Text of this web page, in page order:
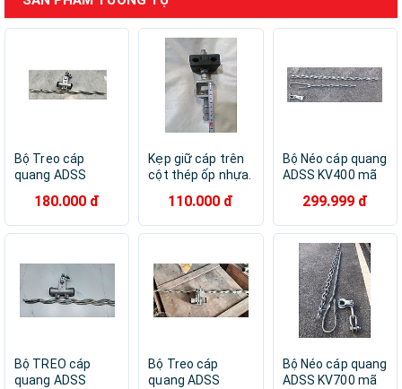
Bộ Treo cáp
quang ADSS
100 hàng chính
hãng
180.000 đ
Kẹp giữ cáp trên
cột thép ốp nhựa.
110.000 đ
Bộ Néo cáp quang
ADSS KV400 mã
chính hãng
299.999 đ
Bộ TREO cáp
quang ADSS
Bộ Treo cáp
quang ADSS
Bộ Néo cáp quang
ADSS KV700 mã